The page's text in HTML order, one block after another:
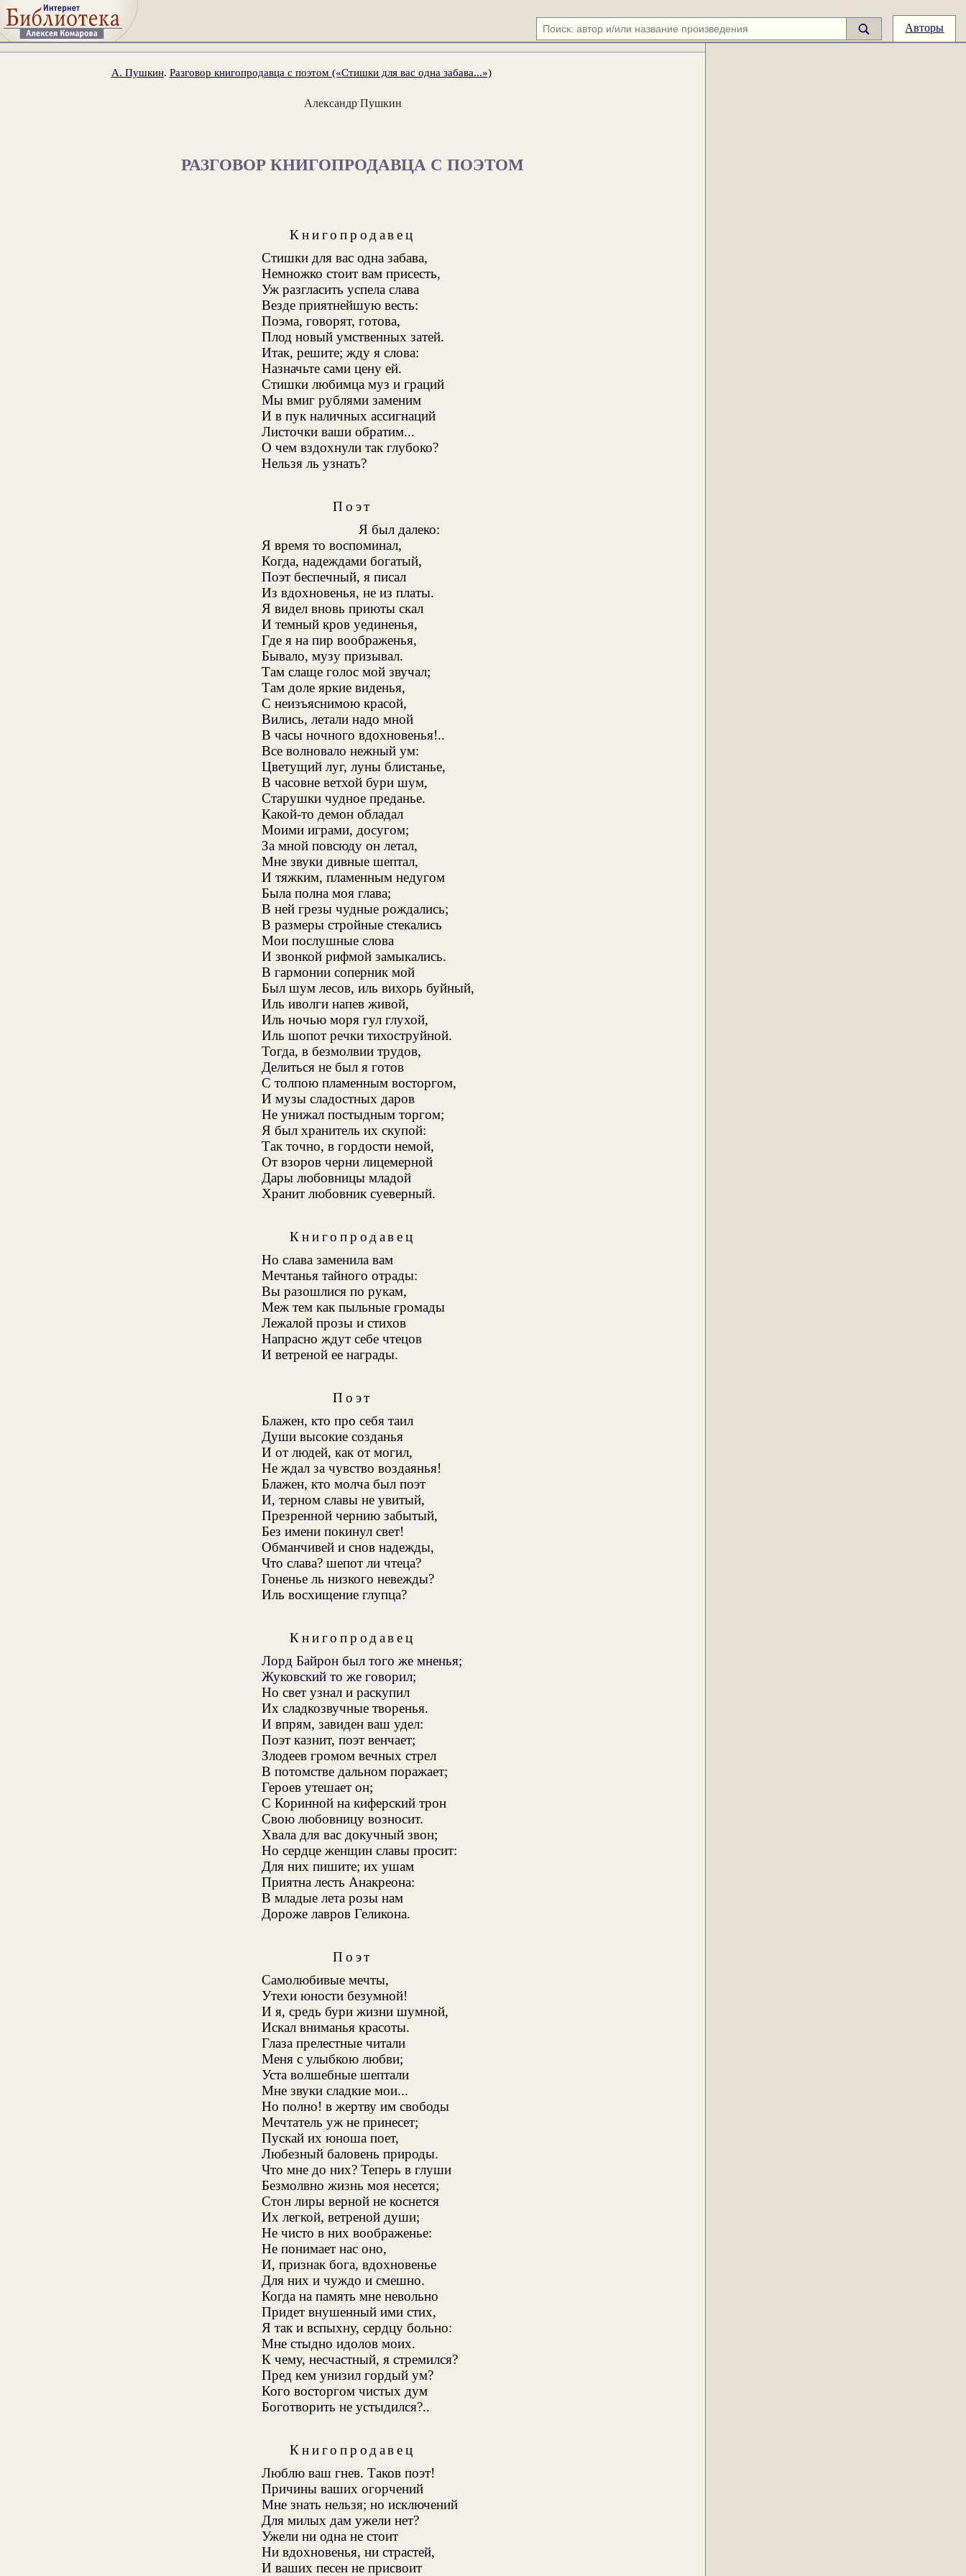
Авторы
А. Пушкин. Разговор книгопродавца с поэтом («Стишки для вас одна забава...»)
Александр Пушкин
РАЗГОВОР КНИГОПРОДАВЦА С ПОЭТОМ
Книгопродавец
Стишки для вас одна забава,
Немножко стоит вам присесть,
Уж разгласить успела слава
Везде приятнейшую весть:
Поэма, говорят, готова,
Плод новый умственных затей.
Итак, решите; жду я слова:
Назначьте сами цену ей.
Стишки любимца муз и граций
Мы вмиг рублями заменим
И в пук наличных ассигнаций
Листочки ваши обратим...
О чем вздохнули так глубоко?
Нельзя ль узнать?
Поэт
Я был далеко:
Я время то воспоминал,
Когда, надеждами богатый,
Поэт беспечный, я писал
Из вдохновенья, не из платы.
Я видел вновь приюты скал
И темный кров уединенья,
Где я на пир воображенья,
Бывало, музу призывал.
Там слаще голос мой звучал;
Там доле яркие виденья,
С неизъяснимою красой,
Вились, летали надо мной
В часы ночного вдохновенья!..
Все волновало нежный ум:
Цветущий луг, луны блистанье,
В часовне ветхой бури шум,
Старушки чудное преданье.
Какой-то демон обладал
Моими играми, досугом;
За мной повсюду он летал,
Мне звуки дивные шептал,
И тяжким, пламенным недугом
Была полна моя глава;
В ней грезы чудные рождались;
В размеры стройные стекались
Мои послушные слова
И звонкой рифмой замыкались.
В гармонии соперник мой
Был шум лесов, иль вихорь буйный,
Иль иволги напев живой,
Иль ночью моря гул глухой,
Иль шопот речки тихоструйной.
Тогда, в безмолвии трудов,
Делиться не был я готов
С толпою пламенным восторгом,
И музы сладостных даров
Не унижал постыдным торгом;
Я был хранитель их скупой:
Так точно, в гордости немой,
От взоров черни лицемерной
Дары любовницы младой
Хранит любовник суеверный.
Книгопродавец
Но слава заменила вам
Мечтанья тайного отрады:
Вы разошлися по рукам,
Меж тем как пыльные громады
Лежалой прозы и стихов
Напрасно ждут себе чтецов
И ветреной ее награды.
Поэт
Блажен, кто про себя таил
Души высокие созданья
И от людей, как от могил,
Не ждал за чувство воздаянья!
Блажен, кто молча был поэт
И, терном славы не увитый,
Презренной чернию забытый,
Без имени покинул свет!
Обманчивей и снов надежды,
Что слава? шепот ли чтеца?
Гоненье ль низкого невежды?
Иль восхищение глупца?
Книгопродавец
Лорд Байрон был того же мненья;
Жуковский то же говорил;
Но свет узнал и раскупил
Их сладкозвучные творенья.
И впрям, завиден ваш удел:
Поэт казнит, поэт венчает;
Злодеев громом вечных стрел
В потомстве дальном поражает;
Героев утешает он;
С Коринной на киферский трон
Свою любовницу возносит.
Хвала для вас докучный звон;
Но сердце женщин славы просит:
Для них пишите; их ушам
Приятна лесть Анакреона:
В младые лета розы нам
Дороже лавров Геликона.
Поэт
Самолюбивые мечты,
Утехи юности безумной!
И я, средь бури жизни шумной,
Искал вниманья красоты.
Глаза прелестные читали
Меня с улыбкою любви;
Уста волшебные шептали
Мне звуки сладкие мои...
Но полно! в жертву им свободы
Мечтатель уж не принесет;
Пускай их юноша поет,
Любезный баловень природы.
Что мне до них? Теперь в глуши
Безмолвно жизнь моя несется;
Стон лиры верной не коснется
Их легкой, ветреной души;
Не чисто в них воображенье:
Не понимает нас оно,
И, признак бога, вдохновенье
Для них и чуждо и смешно.
Когда на память мне невольно
Придет внушенный ими стих,
Я так и вспыхну, сердцу больно:
Мне стыдно идолов моих.
К чему, несчастный, я стремился?
Пред кем унизил гордый ум?
Кого восторгом чистых дум
Боготворить не устыдился?..
Книгопродавец
Люблю ваш гнев. Таков поэт!
Причины ваших огорчений
Мне знать нельзя; но исключений
Для милых дам ужели нет?
Ужели ни одна не стоит
Ни вдохновенья, ни страстей,
И ваших песен не присвоит